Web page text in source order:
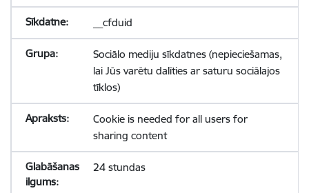
__cfduid
Sociālo mediju sīkdatnes (nepieciešamas,
lai Jūs varētu dalīties ar saturu sociālajos
tīklos)
Cookie is needed for all users for
sharing content
24 stundas